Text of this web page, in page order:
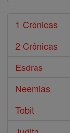
1 Crônicas
2 Crônicas
Esdras
Neemias
Tobit